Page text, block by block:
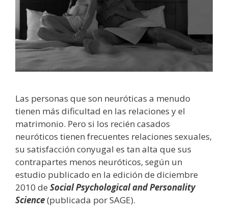
Las personas que son neuróticas a menudo
tienen más dificultad en las relaciones y el
matrimonio. Pero si los recién casados
neuróticos tienen frecuentes relaciones sexuales,
su satisfacción conyugal es tan alta que sus
contrapartes menos neuróticos, según un
estudio publicado en la edición de diciembre
2010 de Social Psychological and Personality
Science(publicada por SAGE).